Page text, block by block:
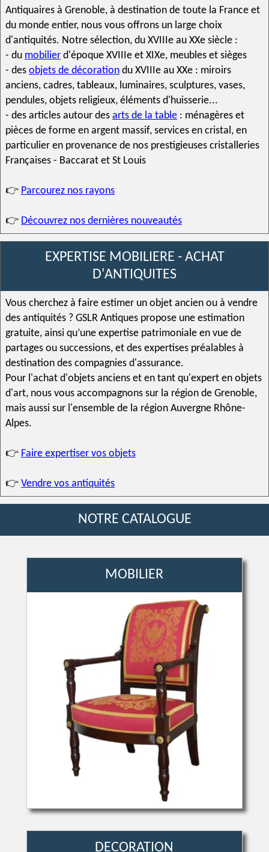
Antiquaires à Grenoble, à destination de toute la France et
du monde entier, nous vous offrons un large choix
d'antiquités. Notre sélection, du XVIIIe au XXe siècle :
- du mobilier d'époque XVIIIe et XIXe, meubles et sièges
- des objets de décoration du XVIIIe au XXe : miroirs
anciens, cadres, tableaux, luminaires, sculptures, vases,
pendules, objets religieux, éléments d'huisserie...
- des articles autour des arts de la table : ménagères et
pièces de forme en argent massif, services en cristal, en
particulier en provenance de nos prestigieuses cristalleries
Françaises - Baccarat et St Louis
👉 Parcourez nos rayons
👉 Découvrez nos dernières nouveautés
EXPERTISE MOBILIERE - ACHAT
D'ANTIQUITES
Vous cherchez à faire estimer un objet ancien ou à vendre
des antiquités ? GSLR Antiques propose une estimation
gratuite, ainsi qu’une expertise patrimoniale en vue de
partages ou successions, et des expertises préalables à
destination des compagnies d'assurance.
Pour l'achat d'objets anciens et en tant qu'expert en objets
d'art, nous vous accompagnons sur la région de Grenoble,
mais aussi sur l'ensemble de la région Auvergne Rhône-
Alpes.
👉 Faire expertiser vos objets
👉 Vendre vos antiquités
NOTRE CATALOGUE
MOBILIER
DECORATION